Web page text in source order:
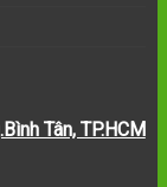
Tân, TP.HCM